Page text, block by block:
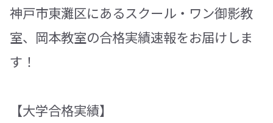
神戸市東灘区にあるスクール・ワン御影教
室、岡本教室の合格実績速報をお届けしま
す！
【大学合格実績】